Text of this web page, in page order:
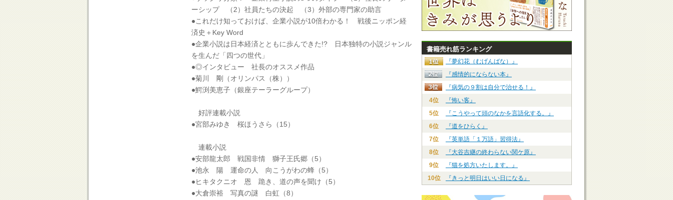
ーシップ （2）社員たちの決起 （3）外部の専門家の助言
●これだけ知っておけば、企業小説が10倍わかる！ 戦後ニッポン経
済史＋Key Word
●企業小説は日本経済とともに歩んできた!? 日本独特の小説ジャンル
を生んだ「四つの世代」
●◎インタビュー 社長のオススメ作品
●菊川 剛（オリンパス（株））
●鰐渕美恵子（銀座テーラーグループ）
好評連載小説
●宮部みゆき 桜ほうさら（15）
連載小説
●安部龍太郎 戦国非情 獅子王氏郷（5）
●池永 陽 運命の人 向こうがわの蜂（5）
●ヒキタクニオ 恩 跪き、道の声を聞け（5）
●大倉崇裕 写真の謎 白虹（8）
書籍売れ筋ランキング
『夢幻花（むげんばな）』
『感情的にならない本』
『病気の９割は自分で治せる！』
4位
『怖い客』
5位
『こうやって頭のなかを言語化する。』
6位
『道をひらく』
7位
『英単語「１万語」習得法』
8位
『大谷吉継の終わらない関ケ原』
9位
『猫を処方いたします。』
10位
『きっと明日はいい日になる』